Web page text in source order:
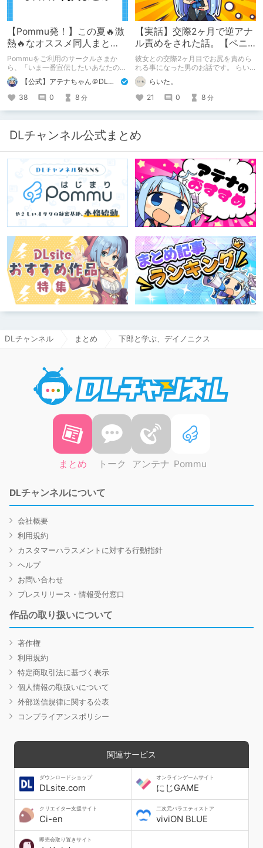
【Pommu発！】この夏🔥激
熱🔥なオススメ同人まと
め！ その1
Pommuをご利用のサークルさまか
ら、「いま一番宣伝したいあなたの
DLsite作品」を募りました！ この夏
🔥激熱🔥な作品ばかり！あなたがまだ
出会っていない、運命の作品が見つか
るかも！
【公式】アテナちゃん＠DLチャンネル
38
0 8 分
【実話】交際2ヶ月で逆アナ
ル責めをされた話。【ペニ
バン】
彼女との交際2ヶ月目でお尻を責めら
れる事になった男のお話です。 らい
た。のエチエチ体験談#2【逆アナ
ル】 らいた。
21
0 8 分
DLチャンネル公式まとめ
DLチャンネル まとめ 下郎と学ぶ、デイノニクス
まとめ トーク アンテナ Pommu
DLチャンネルについて
会社概要
利用規約
カスタマーハラスメントに対する行動指針
ヘルプ
お問い合わせ
プレスリリース・情報受付窓口
作品の取り扱いについて
著作権
利用規約
特定商取引法に基づく表示
個人情報の取扱いについて
外部送信規律に関する公表
コンプライアンスポリシー
関連サービス
ダウンロードショップ
DLsite.com
オンラインゲームサイト
にじGAME
クリエイター支援サイト
Ci-en
二次元バラエティストア
viviON BLUE
即売会取り置きサイト